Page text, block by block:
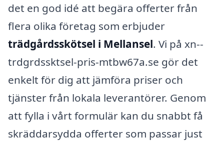
det en god idé att begära offerter från
flera olika företag som erbjuder
trädgårdsskötsel i Mellansel. Vi på xn--
trdgrdssktsel-pris-mtbw67a.se gör det
enkelt för dig att jämföra priser och
tjänster från lokala leverantörer. Genom
att fylla i vårt formulär kan du snabbt få
skräddarsydda offerter som passar just